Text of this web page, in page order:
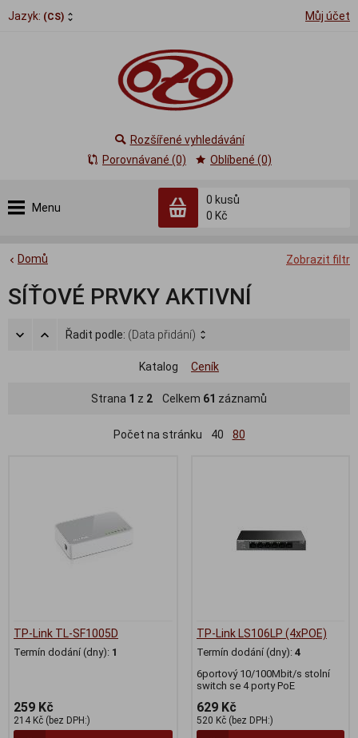
Jazyk: (CS) Můj účet
Menu
0 kusů
0 Kč
Rozšířené vyhledávání
Porovnávané (0)
Oblíbené (0)
Zobrazit filtr
Domů
SÍŤOVÉ PRVKY AKTIVNÍ
Řadit podle: (Data přidání)
Katalog Ceník
Strana 1 z 2 Celkem 61 záznamů
Počet na stránku 40 80
TP-Link TL-SF1005D
Termín dodání (dny): 1
259 Kč
214 Kč (bez DPH:)
TP-Link LS106LP (4xPOE)
Termín dodání (dny): 4
6portový 10/100Mbit/s stolní
switch se 4 porty PoE
629 Kč
520 Kč (bez DPH:)